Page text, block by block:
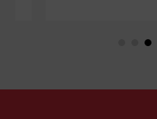
ainsi qu’aux antiques
siècle. Deux ouvrages